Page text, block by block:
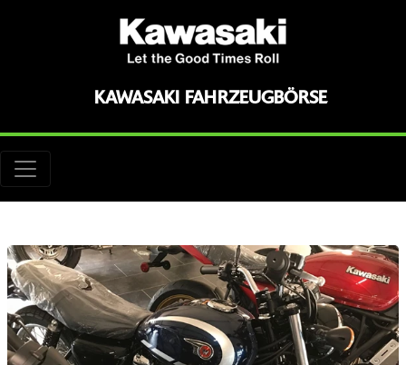
KAWASAKI FAHRZEUGBÖRSE